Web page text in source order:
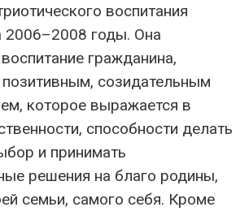
воспитания
2006–2008 годы. Она
гражданина,
созидательным
которое выражается в
способности делать
и принимать
решения на благо родины,
семьи, самого себя. Кроме